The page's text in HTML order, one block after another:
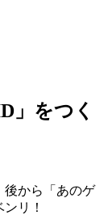
」をつく
後から「あのゲ
リ！